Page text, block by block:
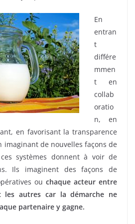
En
entran
t
différe
mmen
t en
collab
oratio
n, en
en favorisant la transparence
de nouvelles façons de
systèmes donnent à voir de
Ils imaginent des façons de
ou chaque acteur entre
les autres car la démarche ne
partenaire y gagne.